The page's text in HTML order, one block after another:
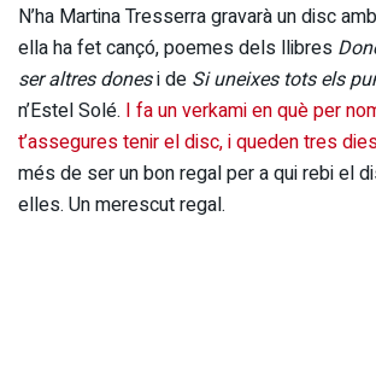
N’ha Martina Tresserra gravarà un disc
ella ha fet cançó, poemes dels llibres
ser altres donesi de Si uneixes tots els
n’Estel Solé. I fa un verkami en què per
t’assegures tenir el disc, i queden tres
més de ser un bon regal per a qui rebi el
elles. Un merescut regal.